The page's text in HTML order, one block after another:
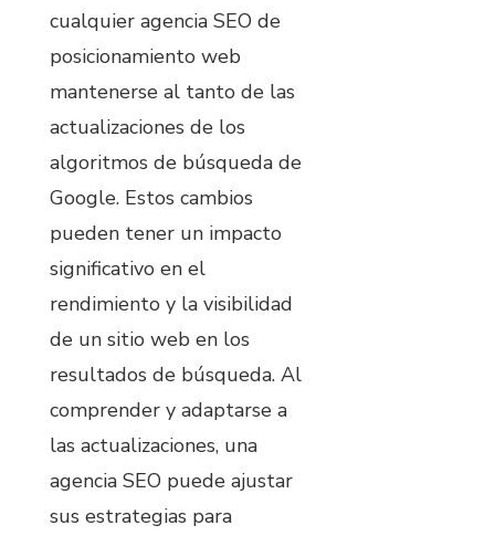
cualquier agencia SEO de
posicionamiento web
mantenerse al tanto de las
actualizaciones de los
algoritmos de búsqueda de
Google. Estos cambios
pueden tener un impacto
significativo en el
rendimiento y la visibilidad
de un sitio web en los
resultados de búsqueda. Al
comprender y adaptarse a
las actualizaciones, una
agencia SEO puede ajustar
sus estrategias para